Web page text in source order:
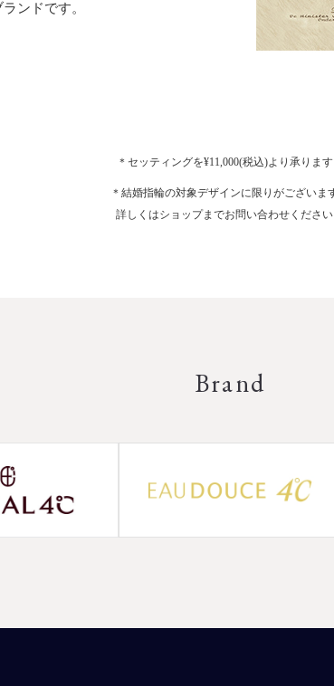
ンドです。
＊セッティングを¥11,000(税込)より承ります
＊結婚指輪の対象デザインに限りがございま
詳しくはショップまでお問い合わせください
Brand